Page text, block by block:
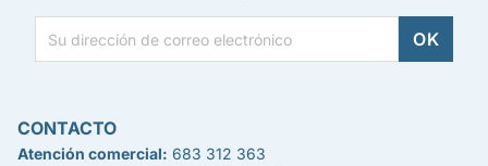
CONTACTO
Atención comercial: 683 312 363